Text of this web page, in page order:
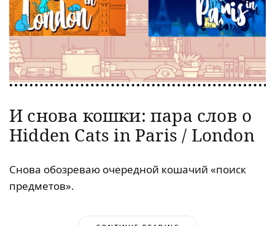
И снова кошки: пара слов о
Hidden Cats in Paris / London
Снова обозреваю очередной кошачий «поиск
предметов».